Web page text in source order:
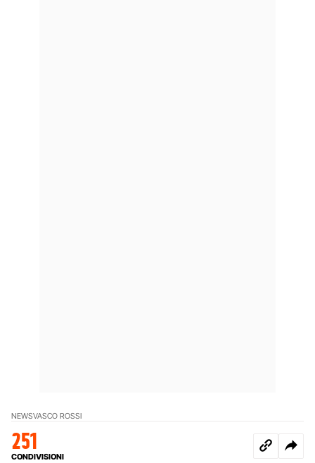
NEWSVASCO ROSSI
251
CONDIVISIONI